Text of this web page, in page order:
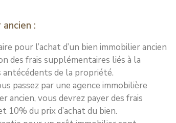
:
pour l’achat d’un bien immobilier ancien
des frais supplémentaires liés à la
de la propriété.
passez par une agence immobilière
ancien, vous devrez payer des frais
10% du prix d’achat du bien.